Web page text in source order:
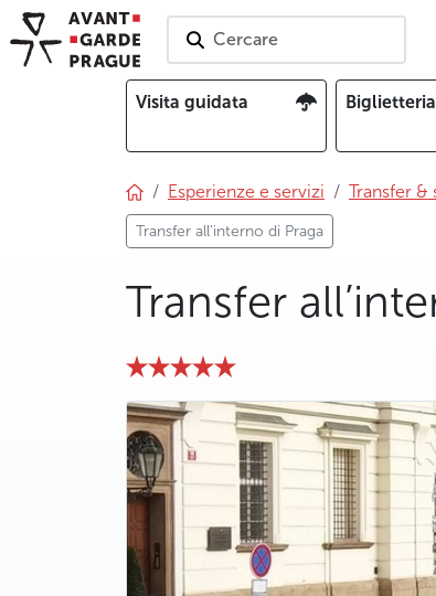
Cercare
Visita guidata Biglietteria
Esperienze e servizi Transfer &
Transfer all’interno di Praga
Transfer